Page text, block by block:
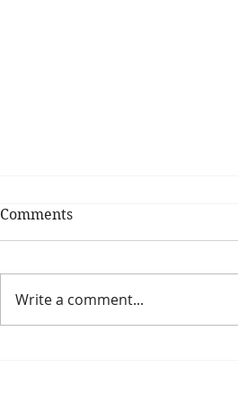
#spesadí crackers
Comments
Write a comment...